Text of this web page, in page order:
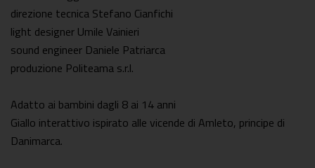
direzione tecnica Stefano Cianfichi
light designer Umile Vainieri
sound engineer Daniele Patriarca
produzione Politeama s.r.l.
Adatto ai bambini dagli 8 ai 14 anni
Giallo interattivo ispirato alle vicende di Amleto, principe di
Danimarca.